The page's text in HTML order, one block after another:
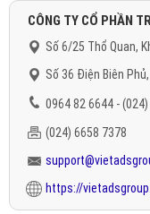
CÔNG TY CỔ PHẦN
Số 6/25 Thổ Quan,
Số 36 Điện Biên
0964 82 6644 -
(024) 6658 7378
https://